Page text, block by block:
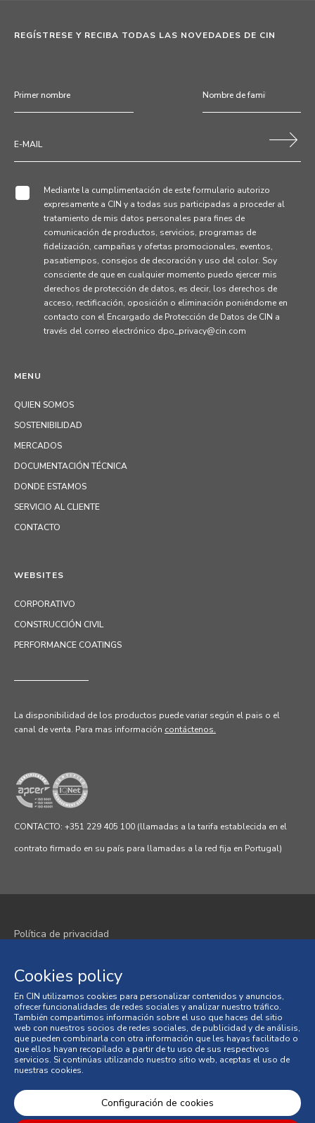
MENU
QUIEN SOMOS
SOSTENIBILIDAD
MERCADOS
DOCUMENTACIÓN TÉCNICA
DONDE ESTAMOS
SERVICIO AL CLIENTE
CONTACTO
REGÍSTRESE Y RECIBA TODAS LAS NOVEDADES DE CIN
Mediante la cumplimentación de este formulario autorizo
expresamente a CIN y a todas sus participadas a proceder al
tratamiento de mis datos personales para fines de
comunicación de productos, servicios, programas de
fidelización, campañas y ofertas promocionales, eventos,
pasatiempos, consejos de decoración y uso del color. Soy
consciente de que en cualquier momento puedo ejercer mis
derechos de protección de datos, es decir, los derechos de
acceso, rectificación, oposición o eliminación poniéndome en
contacto con el Encargado de Protección de Datos de CIN a
través del correo electrónico dpo_privacy@cin.com
WEBSITES
CORPORATIVO
CONSTRUCCIÓN CIVIL
PERFORMANCE COATINGS
La disponibilidad de los productos puede variar según el pais o el
canal de venta. Para mas información contáctenos.
CONTACTO: +351 229 405 100 (llamadas a la tarifa establecida en el
contrato firmado en su país para llamadas a la red fija en Portugal)
Política de privacidad
Términos y condiciones
Condiciones generales de venta
Litigios en materia de consumo
Libro de Reclamaciones en Línea
© 2026 CIN, S.A.
Cookies policy
En CIN utilizamos cookies para personalizar contenidos y anuncios,
ofrecer funcionalidades de redes sociales y analizar nuestro tráfico.
También compartimos información sobre el uso que haces del sitio
web con nuestros socios de redes sociales, de publicidad y de análisis,
que pueden combinarla con otra información que les hayas facilitado o
que ellos hayan recopilado a partir de tu uso de sus respectivos
servicios. Si continúas utilizando nuestro sitio web, aceptas el uso de
nuestras cookies.
Configuración de cookies